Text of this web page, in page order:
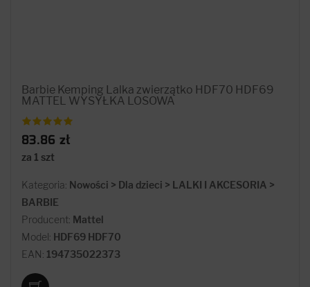
Barbie Kemping Lalka zwierzątko HDF70 HDF69
MATTEL WYSYŁKA LOSOWA
83.86 zł
za 1 szt
Kategoria: Nowości > Dla dzieci > LALKI I AKCESORIA >
BARBIE
Producent: Mattel
Model: HDF69 HDF70
EAN: 194735022373